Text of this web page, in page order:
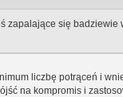
zapalające się badziewie
liczbę potrąceń i
na kompromis i